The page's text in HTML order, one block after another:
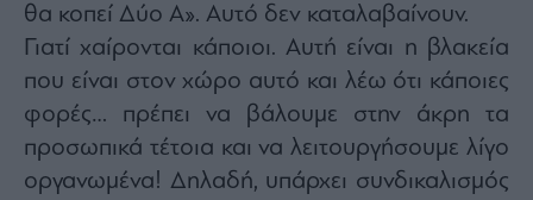
θα κοπεί Δύο Α». Αυτό δεν καταλαβαίνουν.
Γιατί χαίρονται κάποιοι. Αυτή είναι η βλακεία
που είναι στον χώρο αυτό και λέω ότι κάποιες
φορές… πρέπει να βάλουμε στην άκρη τα
προσωπικά τέτοια και να λειτουργήσουμε λίγο
οργανωμένα! Δηλαδή, υπάρχει συνδικαλισμός